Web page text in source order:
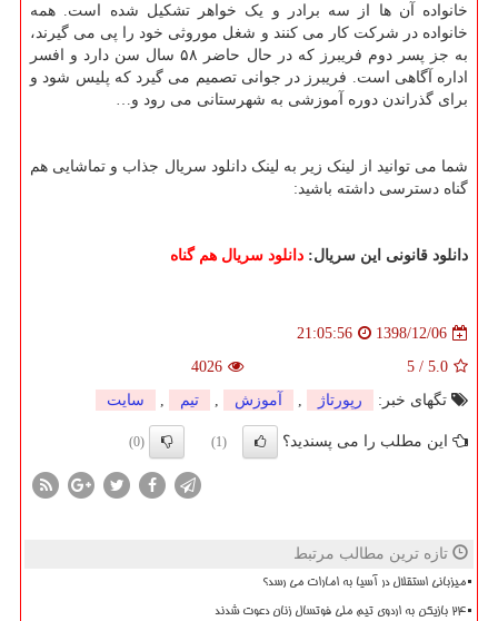
خانواده آن ها از سه برادر و یک خواهر تشکیل شده است. همه
خانواده در شرکت کار می کنند و شغل موروثی خود را پی می گیرند،
به جز پسر دوم فریبرز که در حال حاضر ۵٨ سال سن دارد و افسر
اداره آگاهی است. فریبرز در جوانی تصمیم می گیرد که پلیس شود و
برای گذراندن دوره آموزشی به شهرستانی می رود و
شما می توانید از لینک زیر به لینک دانلود سریال جذاب و تماشایی هم
گناه دسترسی داشته باشید:
دانلود قانونی این سریال: دانلود سریال هم گناه
1398/12/06
21:05:56
5.0
/
5
4026
تگهای خبر:
رپورتاژ , آموزش , تیم , سایت
این مطلب را می پسندید؟ (1)
(0)
تازه ترین مطالب مرتبط
میزبانی استقلال در آسیا به امارات می رسد؟
۲۴ بازیکن به اردوی تیم ملی فوتسال زنان دعوت شدند